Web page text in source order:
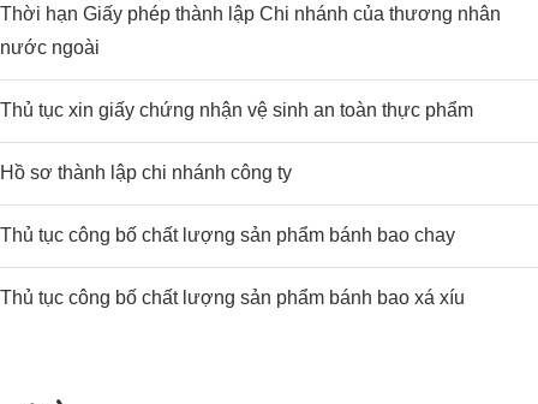
Thời hạn Giấy phép thành lập Chi nhánh của thương nhân
nước ngoài
Thủ tục xin giấy chứng nhận vệ sinh an toàn thực phẩm
Hồ sơ thành lập chi nhánh công ty
Thủ tục công bố chất lượng sản phẩm bánh bao chay
Thủ tục công bố chất lượng sản phẩm bánh bao xá xíu